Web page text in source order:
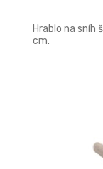
Hrablo na sníh
cm.